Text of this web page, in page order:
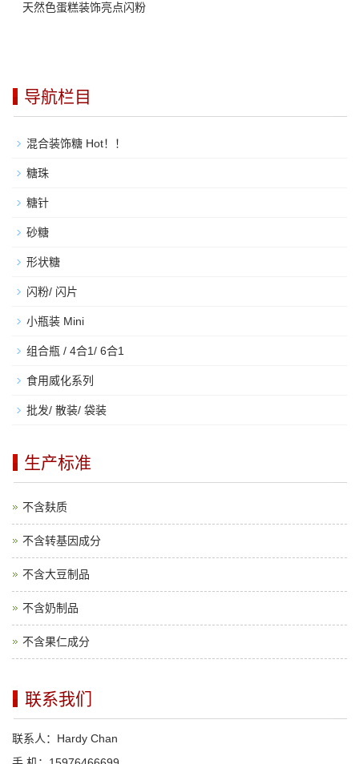
天然色蛋糕装饰亮点闪粉
导航栏目
混合装饰糖 Hot！！
糖珠
糖针
砂糖
形状糖
闪粉/ 闪片
小瓶装 Mini
组合瓶 / 4合1/ 6合1
食用威化系列
批发/ 散装/ 袋装
生产标准
不含麸质
不含转基因成分
不含大豆制品
不含奶制品
不含果仁成分
联系我们
联系人：Hardy Chan